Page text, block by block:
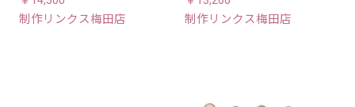
制作リンクス梅田店
制作リンクス梅田店